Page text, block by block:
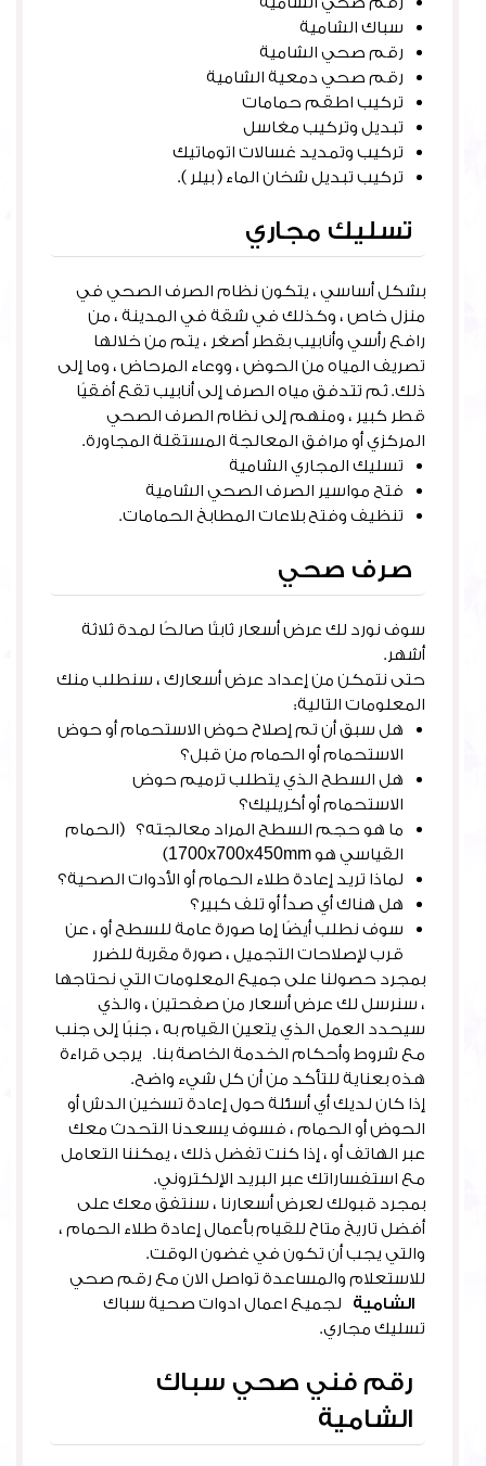
سباك الشامية
رقم صحي الشامية
رقم صحي دمعية الشامية
تركيب اطقم حمامات
تبديل وتركيب مغاسل
تركيب وتمديد غسالات اتوماتيك
تركيب تبديل شخان الماء ( بيلر ).
تسليك مجاري
بشكل أساسي ، يتكون نظام الصرف الصحي في
منزل خاص ، وكذلك في شقة في المدينة ، من
رافع رأسي وأنابيب بقطر أصغر ، يتم من خلالها
تصريف المياه من الحوض ، ووعاء المرحاض ، وما إلى
ذلك. ثم تتدفق مياه الصرف إلى أنابيب تقع أفقيًا
قطر كبير ، ومنهم إلى نظام الصرف الصحي
المركزي أو مرافق المعالجة المستقلة المجاورة.
تسليك المجاري الشامية
فتح مواسير الصرف الصحي الشامية
تنظيف وفتح بلاعات المطابخ الحمامات.
صرف صحي
سوف نورد لك عرض أسعار ثابتًا صالحًا لمدة ثلاثة
أشهر.
حتى نتمكن من إعداد عرض أسعارك ، سنطلب منك
المعلومات التالية:
هل سبق أن تم إصلاح حوض الاستحمام أو حوض
الاستحمام أو الحمام من قبل؟
هل السطح الذي يتطلب ترميم حوض
الاستحمام أو أكريليك؟
ما هو حجم السطح المراد معالجته؟ (الحمام
القياسي هو 1700x700x450mm)
لماذا تريد إعادة طلاء الحمام أو الأدوات الصحية؟
هل هناك أي صدأ أو تلف كبير؟
سوف نطلب أيضًا إما صورة عامة للسطح أو ، عن
قرب لإصلاحات التجميل ، صورة مقربة للضرر
بمجرد حصولنا على جميع المعلومات التي نحتاجها
، سنرسل لك عرض أسعار من صفحتين ، والذي
سيحدد العمل الذي يتعين القيام به ، جنبًا إلى جنب
مع شروط وأحكام الخدمة الخاصة بنا. يرجى قراءة
هذه بعناية للتأكد من أن كل شيء واضح.
إذا كان لديك أي أسئلة حول إعادة تسخين الدش أو
الحوض أو الحمام ، فسوف يسعدنا التحدث معك
عبر الهاتف أو ، إذا كنت تفضل ذلك ، يمكننا التعامل
مع استفساراتك عبر البريد الإلكتروني.
بمجرد قبولك لعرض أسعارنا ، سنتفق معك على
أفضل تاريخ متاح للقيام بأعمال إعادة طلاء الحمام ،
والتي يجب أن تكون في غضون الوقت.
للاستعلام والمساعدة تواصل الان مع رقم صحي
الشامية لجميع اعمال ادوات صحية سباك
تسليك مجاري.
رقم فني صحي سباك
الشامية